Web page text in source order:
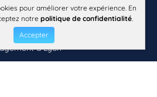
à Lyon
pour améliorer votre expérience. En
notre politique de confidentialité.
Accepter